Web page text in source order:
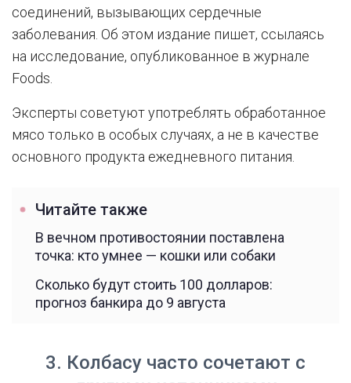
соединений, вызывающих сердечные
заболевания. Об этом издание пишет, ссылаясь
на исследование, опубликованное в журнале
Foods.
Эксперты советуют употреблять обработанное
мясо только в особых случаях, а не в качестве
основного продукта ежедневного питания.
Читайте также
В вечном противостоянии поставлена
точка: кто умнее — кошки или собаки
Сколько будут стоить 100 долларов:
прогноз банкира до 9 августа
3. Колбасу часто сочетают с